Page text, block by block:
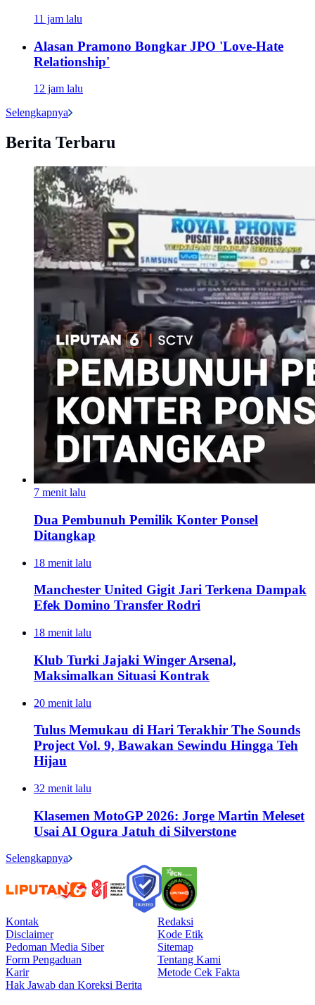
11 jam lalu
Alasan Pramono Bongkar JPO 'Love-Hate
Relationship'
12 jam lalu
Selengkapnya
Berita Terbaru
7 menit lalu
Dua Pembunuh Pemilik Konter Ponsel
Ditangkap
18 menit lalu
Manchester United Gigit Jari Terkena Dampak
Efek Domino Transfer Rodri
18 menit lalu
Klub Turki Jajaki Winger Arsenal,
Maksimalkan Situasi Kontrak
20 menit lalu
Tulus Memukau di Hari Terakhir The Sounds
Project Vol. 9, Bawakan Sewindu Hingga Teh
Hijau
32 menit lalu
Klasemen MotoGP 2026: Jorge Martin Meleset
Usai AI Ogura Jatuh di Silverstone
Selengkapnya
Kontak
Redaksi
Disclaimer
Kode Etik
Pedoman Media Siber
Sitemap
Form Pengaduan
Tentang Kami
Karir
Metode Cek Fakta
Hak Jawab dan Koreksi Berita